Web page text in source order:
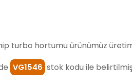
turbo hortumu ürünümüz
VG1546 stok kodu ile